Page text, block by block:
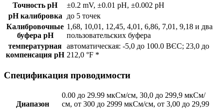
Точность рН
±0.2 mV, ±0.01 pH, ±0.002 pH
pH калибровка
до 5 точек
Калибровочные
буфера рН
1,68, 10,01, 12,45, 4,01, 6,86, 7,01, 9,18 и два
пользовательских буфера
температурная
компенсация рН
автоматическая: -5,0 до 100.0 ВЄC; 23,0 до
212,0 °F *
Спецификация проводимости
Диапазон
0.00 до 29.99 мкСм/см, 30,0 до 299,9 мкСм/
см, от 300 до 2999 мкСм/см, от 3,00 до 29,99